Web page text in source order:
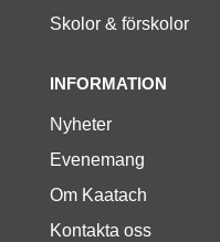
Skolor & förskolor
INFORMATION
Nyheter
Evenemang
Om Kaatach
Kontakta oss